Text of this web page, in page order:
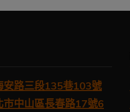
安路三段135巷103號
市中山區長春路17號6